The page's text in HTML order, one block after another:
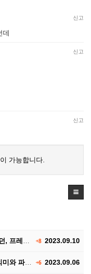
신고
데
신고
신고
가능합니다.
+82023.09.10
인던,…
+62023.09.06
구성, …